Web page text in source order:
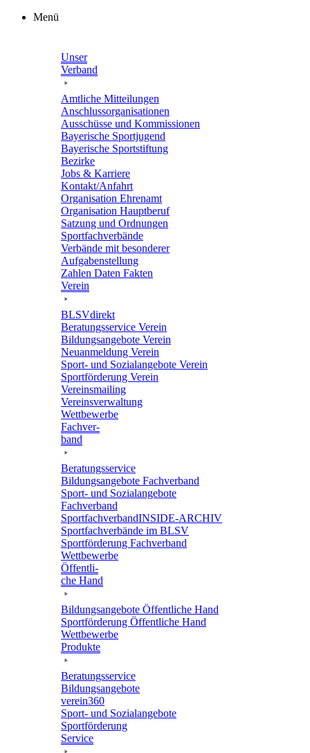
Zum
Menü
Unser
Verband
Amtli­che Mitteilungen
Anschluss­or­ga­ni­sa­tio­nen
Ausschüsse und Kommissionen
Baye­ri­sche Sportjugend
Baye­ri­sche Sportstiftung
Bezirke
Jobs & Karriere
Kontakt/​​Anfahrt
Orga­ni­sa­tion Ehrenamt
Orga­ni­sa­tion Hauptberuf
Satzung und Ordnungen
Sport­fach­ver­bände
Verbände mit beson­de­rer
Aufgabenstellung
Zahlen Daten Fakten
Verein
BLSVdi­rekt
Bera­tungs­ser­vice Verein
Bildungs­an­ge­bote Verein
Neuan­mel­dung Verein
Sport- und Sozi­al­an­ge­bote Verein
Sport­för­de­rung Verein
Vereins­mai­ling
Vereins­ver­wal­tung
Wett­be­werbe
Fach­ver­
band
Bera­tungs­ser­vice
Bildungs­an­ge­bote Fachverband
Sport- und Sozi­al­an­ge­bote
Fachverband
Sport­fach­ver­ban­d­IN­SIDE-ARCHIV
Sport­fach­ver­bände im BLSV
Sport­för­de­rung Fachverband
Wett­be­werbe
Öffent­li­
che Hand
Bildungs­an­ge­bote Öffent­li­che Hand
Sport­för­de­rung Öffent­li­che Hand
Wett­be­werbe
Produkte
Bera­tungs­ser­vice
Bildungs­an­ge­bote
verein360
Sport- und Sozialangebote
Sport­för­de­rung
Service